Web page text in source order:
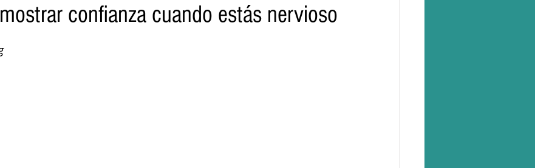
confianza cuando estás nervioso